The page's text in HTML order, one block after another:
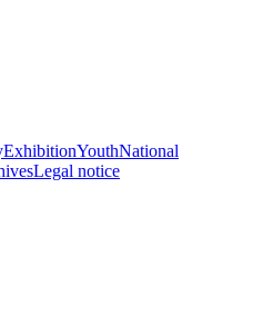
ExhibitionYouthNational
Legal notice